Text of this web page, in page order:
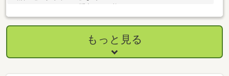
３ｅｇｙｘｒ
もっと見る